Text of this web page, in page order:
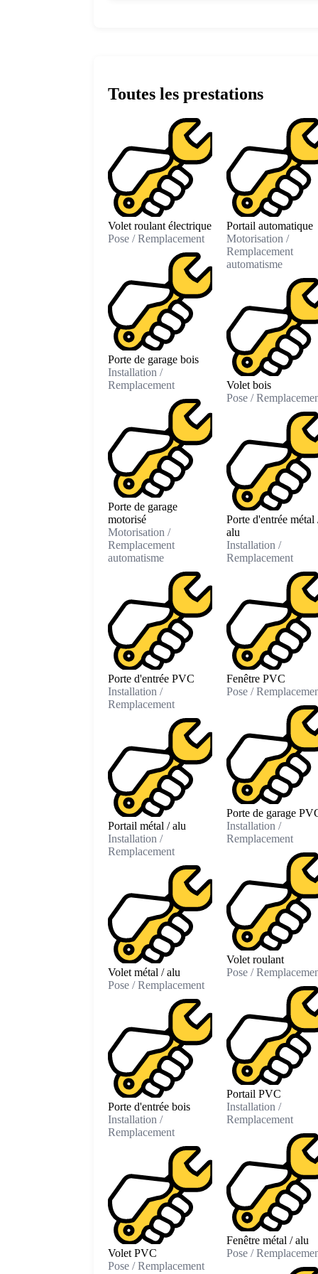
Toutes les prestations
Volet roulant électrique
Pose / Remplacement
Porte de garage bois
Installation /
Remplacement
Porte de garage
motorisé
Motorisation /
Remplacement
automatisme
Porte d'entrée PVC
Installation /
Remplacement
Portail métal / alu
Installation /
Remplacement
Volet métal / alu
Pose / Remplacement
Porte d'entrée bois
Installation /
Remplacement
Volet PVC
Pose / Remplacement
Portail automatique
Motorisation /
Remplacement
automatisme
Volet bois
Pose /
Porte d'entrée métal
alu
Installation /
Remplacement
Fenêtre PVC
Pose /
Porte de garage
Installation /
Remplacement
Volet roulant
Pose /
Portail PVC
Installation /
Remplacement
Fenêtre métal / alu
Pose /